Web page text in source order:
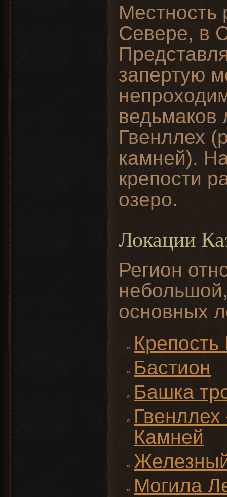
Местность
Севере, в
запертую
ведьмаков
Гвенллех
камней).
крепости
озеро.
Локации
Регион
основных
Бастион
Башка
Камней
Могила